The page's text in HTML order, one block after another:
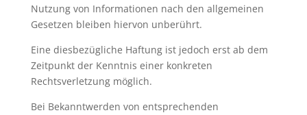
Nutzung von Informationen nach den allgemeinen
Gesetzen bleiben hiervon unberührt.
Eine diesbezügliche Haftung ist jedoch erst ab dem
Zeitpunkt der Kenntnis einer konkreten
Rechtsverletzung möglich.
Bei Bekanntwerden von entsprechenden